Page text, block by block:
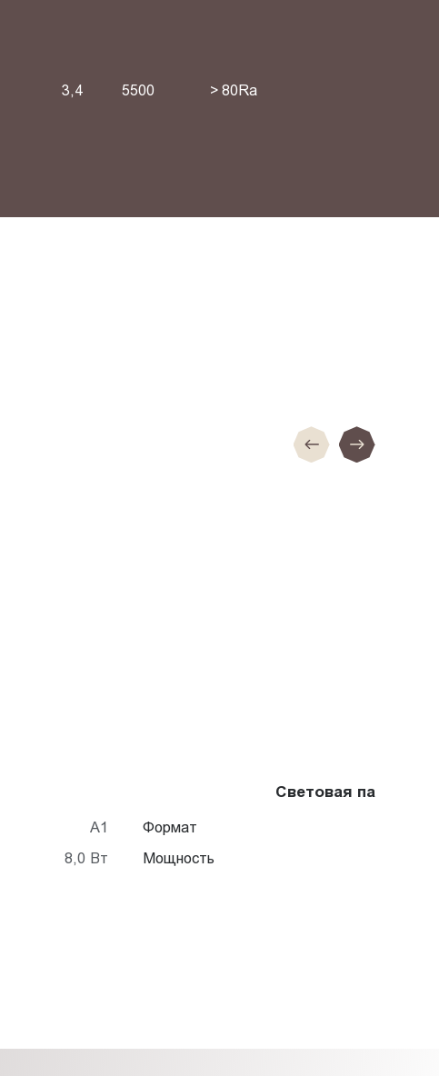
3,4 5500 > 80Ra
А1
8,0 Вт
Световая панель
Формат
Мощность